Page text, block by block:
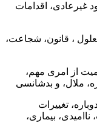
اقدامات
، قانون، شجاعت،
از امری مهم،
ملال، و بدشانسی
تغییرات
بیماری،